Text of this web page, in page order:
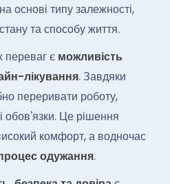
основі типу залежності,
та способу життя.
переваг є можливість
лікування. Завдяки
переривати роботу,
обов'язки. Це рішення
комфорт, а водночас
одужання.